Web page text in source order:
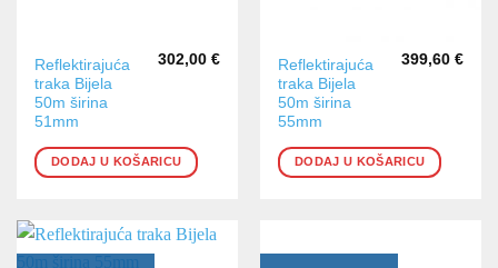
Reflektirajuća
traka Bijela
50m širina
51mm
302,00 €
DODAJ U KOŠARICU
Reflektirajuća
traka Bijela
50m širina
55mm
399,60 €
DODAJ U KOŠARICU